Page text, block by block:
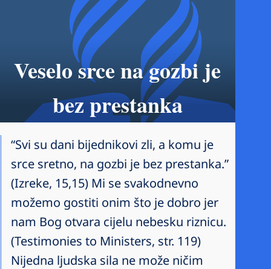
Veselo srce na gozbi je
bez prestanka
“Svi su dani bijednikovi zli, a komu je
srce sretno, na gozbi je bez prestanka.”
(Izreke, 15,15) Mi se svakodnevno
možemo gostiti onim što je dobro jer
nam Bog otvara cijelu nebesku riznicu.
(Testimonies to Ministers, str. 119)
Nijedna ljudska sila ne može ničim